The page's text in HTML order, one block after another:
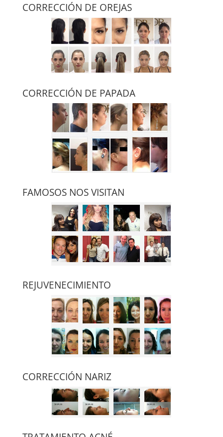
CORRECCIÓN DE OREJAS
CORRECCIÓN DE PAPADA
FAMOSOS NOS VISITAN
REJUVENECIMIENTO
CORRECCIÓN NARIZ